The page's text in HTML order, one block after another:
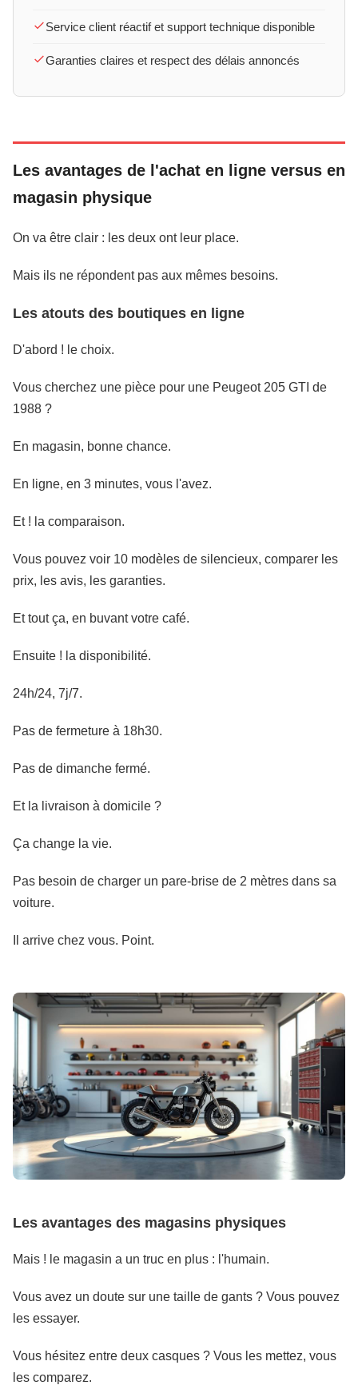
Service client réactif et support technique disponible
Garanties claires et respect des délais annoncés
Les avantages de l'achat en ligne versus en
magasin physique
On va être clair : les deux ont leur place.
Mais ils ne répondent pas aux mêmes besoins.
Les atouts des boutiques en ligne
D'abord ! le choix.
Vous cherchez une pièce pour une Peugeot 205 GTI de
1988 ?
En magasin, bonne chance.
En ligne, en 3 minutes, vous l'avez.
Et ! la comparaison.
Vous pouvez voir 10 modèles de silencieux, comparer les
prix, les avis, les garanties.
Et tout ça, en buvant votre café.
Ensuite ! la disponibilité.
24h/24, 7j/7.
Pas de fermeture à 18h30.
Pas de dimanche fermé.
Et la livraison à domicile ?
Ça change la vie.
Pas besoin de charger un pare-brise de 2 mètres dans sa
voiture.
Il arrive chez vous. Point.
Les avantages des magasins physiques
Mais ! le magasin a un truc en plus : l'humain.
Vous avez un doute sur une taille de gants ? Vous pouvez
les essayer.
Vous hésitez entre deux casques ? Vous les mettez, vous
les comparez.